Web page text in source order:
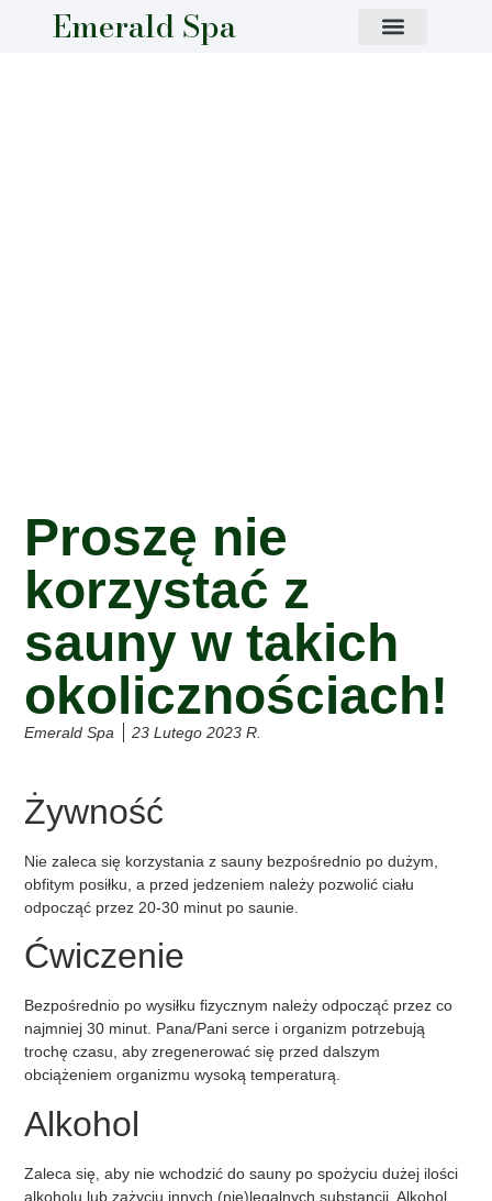
Emerald Spa
Proszę nie
korzystać z
sauny w takich
okolicznościach!
Emerald Spa 23 Lutego 2023 R.
Żywność
Nie zaleca się korzystania z sauny bezpośrednio po dużym,
obfitym posiłku, a przed jedzeniem należy pozwolić ciału
odpocząć przez 20-30 minut po saunie.
Ćwiczenie
Bezpośrednio po wysiłku fizycznym należy odpocząć przez co
najmniej 30 minut. Pana/Pani serce i organizm potrzebują
trochę czasu, aby zregenerować się przed dalszym
obciążeniem organizmu wysoką temperaturą.
Alkohol
Zaleca się, aby nie wchodzić do sauny po spożyciu dużej ilości
alkoholu lub zażyciu innych (nie)legalnych substancji. Alkohol